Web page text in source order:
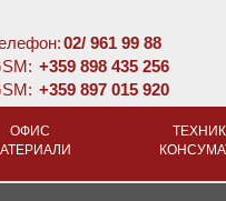
02/ 961 99 88
+359 898 435 256
+359 897 015 920
ОФИС